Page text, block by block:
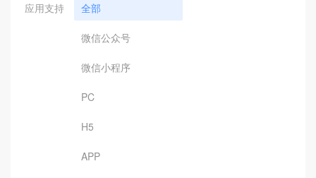
应用支持 全部
微信公众号
微信小程序
PC
H5
APP